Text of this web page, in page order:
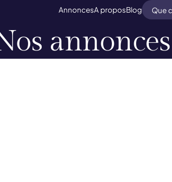
AnnoncesA proposBlogSearch
annonces